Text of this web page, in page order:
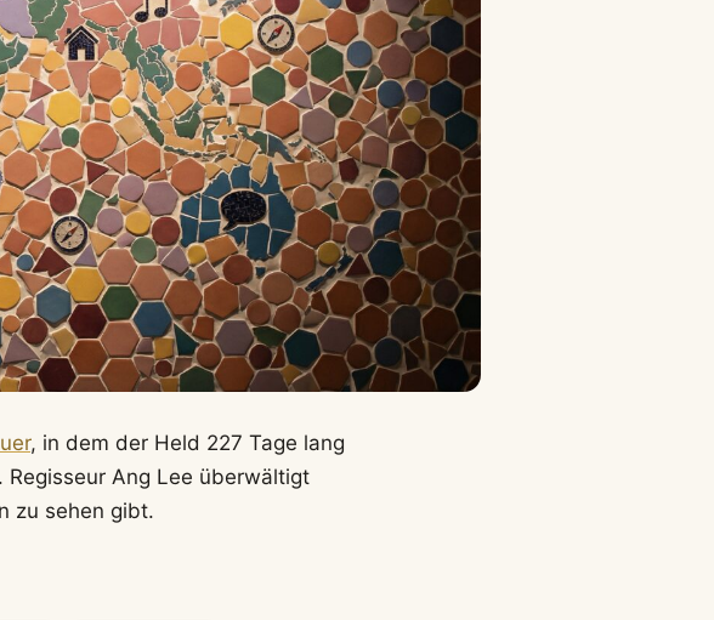
, in dem der Held 227 Tage lang
Ang Lee überwältigt
zu sehen gibt.